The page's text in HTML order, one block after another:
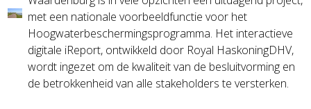
met een nationale voorbeeldfunctie voor het
Hoogwaterbeschermingsprogramma. Het interactieve
digitale iReport, ontwikkeld door Royal HaskoningDHV,
wordt ingezet om de kwaliteit van de besluitvorming en
de betrokkenheid van alle stakeholders te versterken.